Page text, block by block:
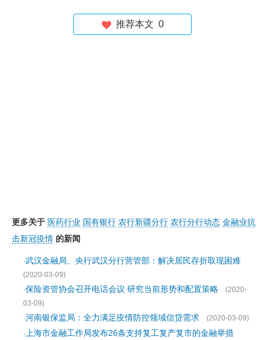
推荐本文 0
更多关于 医药行业 国有银行 农行新疆分行 农行分行动态 金融业抗
击新冠疫情 的新闻
·武汉金融局、央行武汉分行营管部：解决居民存折取现困难
(2020-03-09)
·保险资管协会召开电话会议 研究当前形势和配置策略
(2020-
03-09)
·河南银保监局：全力满足疫情防控领域信贷需求
(2020-03-09)
· 上海市金融工作局发布26条支持复工复产复市的金融举措